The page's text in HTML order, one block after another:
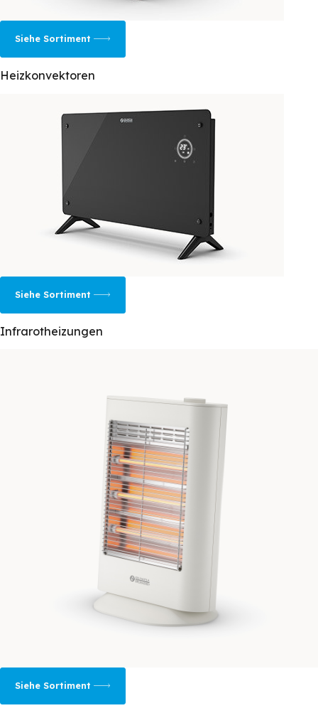
Siehe Sortiment
Heizkonvektoren
Siehe Sortiment
Infrarotheizungen
Siehe Sortiment